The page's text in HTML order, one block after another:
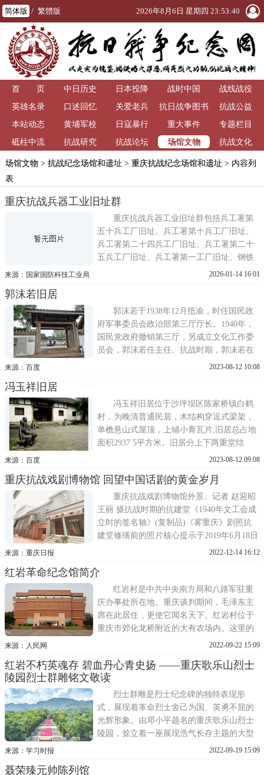
简体版 / 繁體版 2026年8月6日 星期四 23:53:41
首 页 中日历史 日本投降 战时中国
战线战役
英雄名录
口述回忆 关爱老兵
抗日战争图书
馆
抗战公益
本站动态
黄埔军校 日寇暴行 重大事件
专题栏目
砥柱中流
抗战研究 抗战论坛 场馆文物 抗战文化
场馆文物 > 抗战纪念场馆和遗址 > 重庆抗战纪念场馆和遗址 > 内容列
表
重庆抗战兵器工业旧址群
重庆抗战兵器工业旧址群包括兵工署第
五十兵工厂旧址、兵工署第十兵工厂旧址、
兵工署第二十四兵工厂旧址、兵工署第二十
五兵工厂旧址、兵工署第一工厂旧址、钢铁
厂迁建委员会生产车间旧址、航空委员会第
和綦江区。旧址群作为内迁时期中国政府政
治、军事、经济、文化迁徙的
来源：国家国防科技工业局 2026-01-14 16:01
郭沫若旧居
郭沫若于1938年12月抵渝，时任国民政
府军事委员会政治部第三厅厅长。1940年，
国民党政府撤销第三厅，另成立文化工作委
员会，郭沫若任主任。抗战时期，郭沫若在
重庆领导文化界人士进行抗日宣传工作，全
风学习文件的《甲申三百年祭》、《青铜时
代》和《十批判书》就创作于此。
来源：百度 2023-08-12 10:08
冯玉祥旧居
冯玉祥旧居位于沙坪坝区陈家桥镇白鹤
村，为晚清普通民居，木结构穿逗式梁架，
单檐悬山式屋顶，上铺小青瓦片,旧居总占地
面积2937 5平方米。旧居分上下两重堂结
构，上院为副官、后勤士兵居住地，下院为
内三个天井组成的三套四合院式建筑群。冯
玉祥将军一生极具传奇色彩，在重庆的抗战
岁月里，他积极从事抗日宣传
来源：百度 2023-08-12 09:08
重庆抗战戏剧博物馆 回望中国话剧的黄金岁月
重庆抗战戏剧博物馆外景。记者 赵迎昭
王丽 摄抗战时期的抗建堂《1940年文工会成
立时的签名轴》(复制品)《雾重庆》剧照抗
建堂修缮前的照片核心提示于2019年6月18日
试运营的重庆抗战戏剧博物馆，依托市级文
个以抗战戏剧为主题的话剧类专业博物馆。
抗战剧人的精神，在馆内陈列的一幅幅剧
照、一张张节目单
来源：重庆日报 2022-12-14 16:12
红岩革命纪念馆简介
红岩村是中共中央南方局和八路军驻重
庆办事处所在地。重庆谈判期间，毛泽东主
席在此居住，更使它闻名天下。红岩村位于
重庆市郊化龙桥附近的大有农场内。这里的
地质结构地形酷似伸向嘉陵江边的山嘴，因
模经营的一片花果农场。1939年初，中共中
央南方局和八路军驻重庆办事处在重庆成
立，周恩来任书记，董必武
来源：人民网 2022-09-22 15:09
红岩不朽英魂存 碧血丹心青史扬 ——重庆歌乐山烈士
陵园烈士群雕铭文敬读
烈士群雕是烈士纪念碑的独特表现形
式，展现着革命烈士舍己为国、英勇不屈的
光辉形象。由邓小平题名的重庆歌乐山烈士
陵园，耸立着一座展现浩气长存主题的大型
烈士群雕。该群雕于1986年纪念11·27大屠杀
来源：学习时报 2022-09-19 15:09
聂荣臻元帅陈列馆